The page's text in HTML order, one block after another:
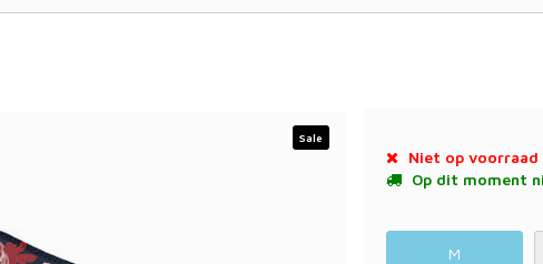
Sale
Niet op voorraad
Op dit moment
M